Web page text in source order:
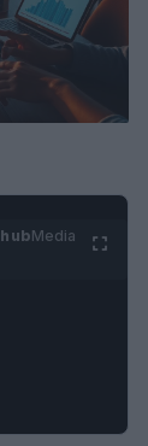
hubMedia